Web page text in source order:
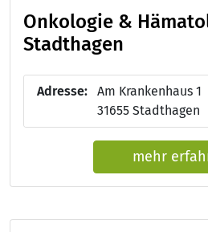
Onkologie &
Stadthagen
Adresse:
Am Krankenhaus 1
31655 Stadthagen
mehr